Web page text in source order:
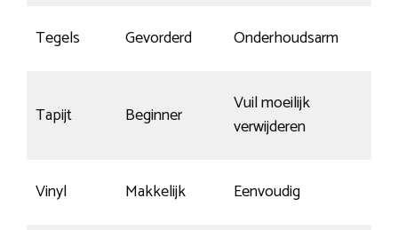
Tegels Gevorderd Onderhoudsarm
Tapijt Beginner
Vuil moeilijk
verwijderen
Vinyl Makkelijk Eenvoudig